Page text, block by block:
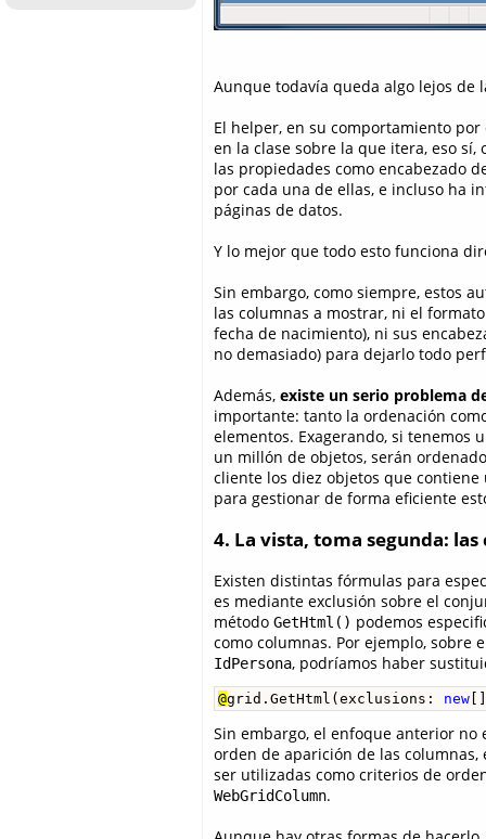
Aunque todavía queda algo lejos de
El helper, en su comportamiento
en la clase sobre la que itera, eso
las propiedades como encabezado
por cada una de ellas, e incluso ha
páginas de datos.
Y lo mejor que todo esto funciona
Sin embargo, como siempre, estos
las columnas a mostrar, ni el
fecha de nacimiento), ni sus
no demasiado) para dejarlo todo
Además, existe un serio problema
importante: tanto la ordenación
elementos. Exagerando, si tenemos
un millón de objetos, serán
cliente los diez objetos que
para gestionar de forma eficiente
4. La vista, toma segunda:
Existen distintas fórmulas para
es mediante exclusión sobre el
método GetHtml() podemos
como columnas. Por ejemplo,
IdPersona, podríamos haber
@grid.GetHtml(exclusions: new
Sin embargo, el enfoque anterior
orden de aparición de las
ser utilizadas como criterios de
WebGridColumn.